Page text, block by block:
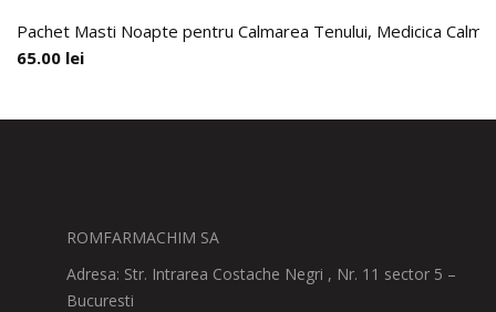
Pachet Masti Noapte pentru Calmarea Tenului, Medicica
65.00 lei
ROMFARMACHIM SA
Adresa: Str. Intrarea Costache Negri , Nr. 11 sector 5 –
Bucuresti